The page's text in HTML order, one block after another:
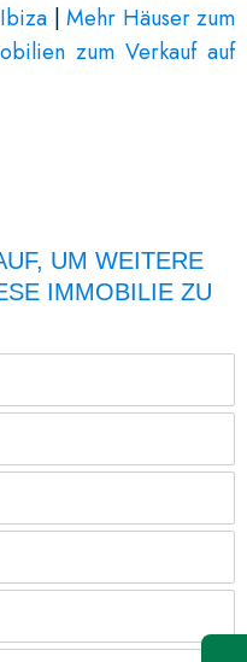
|Mehr Häuser zum
zum Verkauf auf
UM WEITERE
IMMOBILIE ZU